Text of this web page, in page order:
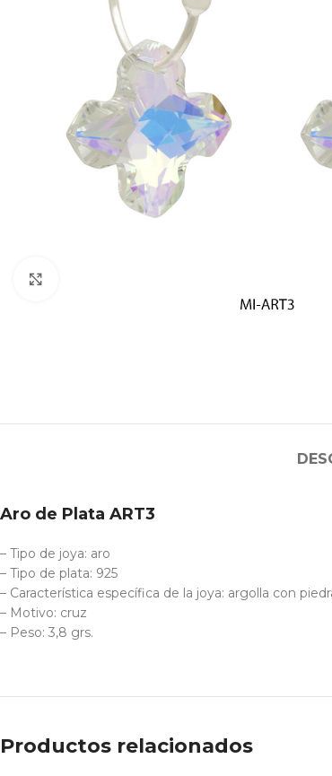
Aro de Plata ART3
– Tipo de joya: aro
– Tipo de plata: 925
– Característica específica de la joya: argolla con
– Motivo: cruz
– Peso: 3,8 grs.
Productos relacionados